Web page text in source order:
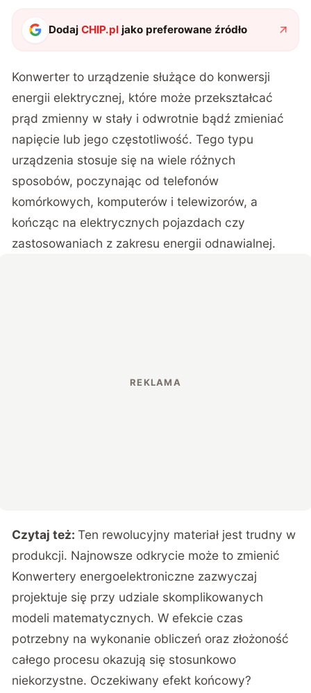
DodajCHIP.pl jako preferowane źródło
Konwerter to urządzenie służące do konwersji
energii elektrycznej, które może przekształcać
prąd zmienny w stały i odwrotnie bądź zmieniać
napięcie lub jego częstotliwość. Tego typu
urządzenia stosuje się na wiele różnych
sposobów, poczynając od telefonów
komórkowych, komputerów i telewizorów, a
kończąc na elektrycznych pojazdach czy
zastosowaniach z zakresu energii odnawialnej.
Czytaj też:Ten rewolucyjny materiał jest trudny w
produkcji. Najnowsze odkrycie może to zmienić
Konwertery energoelektroniczne zazwyczaj
projektuje się przy udziale skomplikowanych
modeli matematycznych. W efekcie czas
potrzebny na wykonanie obliczeń oraz złożoność
całego procesu okazują się stosunkowo
niekorzystne. Oczekiwany efekt końcowy?